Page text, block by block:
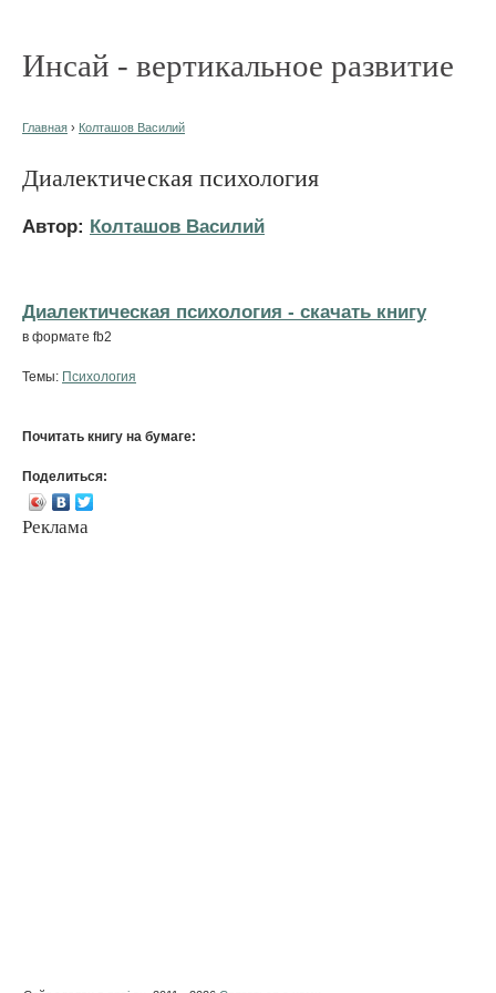
Инсай - вертикальное развитие
Главная › Колташов Василий
Диалектическая психология
Автор: Колташов Василий
Диалектическая психология - cкачать книгу
в формате fb2
Темы: Психология
Почитать книгу на бумаге:
Поделиться:
Реклама